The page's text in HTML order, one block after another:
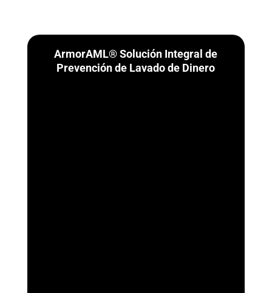
ArmorAML® Solución Integral de
Prevención de Lavado de Dinero